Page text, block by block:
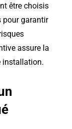
être choisis
pour garantir
assure la
installation.